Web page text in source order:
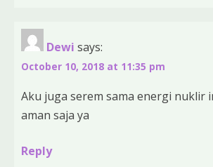
Dewi says:
October 10, 2018 at 11:35 pm
Aku juga serem sama energi nuklir
aman saja ya
Reply